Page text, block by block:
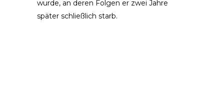
wurde, an deren Folgen er zwei Jahre
später schließlich starb.